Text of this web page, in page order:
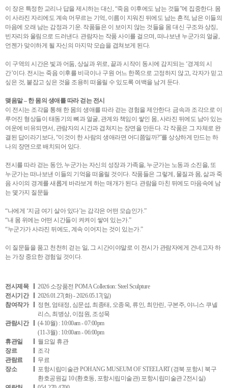
이 장은 특정한 교리나 답을 제시하는 대신, “죽음 이후에도 남는 것들”에 집중한다. 몸
이 사라진 자리에도 계속 머무르는 기억, 이름이 지워진 뒤에도 남는 흔적, 남은 이들의
마음에 오래 남는 감정과 기운. 작품들은 이 보이지 않는 것들을 몸 대신 구조와 상징,
빈자리와 울림으로 드러낸다. 관람자는 작품 사이를 걸으며, 떠나보낸 누군가의 얼굴,
언젠가 맞이하게 될 자신의 마지막 모습을 겹쳐보게 된다.
이 구역의 시간은 빛과 어둠, 상실과 위로, 끝과 시작이 동시에 감지되는 ‘경계의 시
간’이다. 전시는 죽음 이후를 비극이나 구원 어느 한쪽으로 고정하지 않고, 각자가 믿고
싶은 것, 붙잡고 싶은 것을 조용히 떠올릴 수 있도록 여백을 남겨 둔다.
맺음말 – 한 몸의 생애를 따라 걷는 전시
이 전시는 조각을 통해 한 몸의 생애를 따라 걷는 경험을 제안한다. 금속과 조각으로 이
루어진 형상들이 태동기의 뼈과 얼굴, 관계와 책임이 쌓인 몸, 사라진 뒤에도 남아 있는
여운에 비유되면서, 관람자의 시간과 겹쳐지는 장면을 만든다. 각 작품은 그 자체로 완
결된 답이라기보다, “이것이 한 사람의 생애라면 어디쯤일까?”를 상상하게 만드는 하
나의 장면으로 배치되어 있다.
전시를 따라 걷는 동안, 누군가는 자신의 성장과 가족을, 누군가는 노동과 소진을, 또
누군가는 떠나보낸 이들의 기억을 떠올릴 것이다. 작품들은 그렇게, 물질과 몸, 삶과 죽
음 사이의 경계를 새롭게 바라보게 하는 매개가 된다. 관람을 마친 뒤에도 마음속에 남
는 몇가지 질문들
“나에게 ‘지금 여기 살아 있다’는 감각은 어떤 모습인가.”
“내 몸 위에는 어떤 시간들이 켜켜이 쌓여 있는가.”
“누군가가 사라진 뒤에도, 계속 이어지는 것이 있는가.”
이 질문들을 품고 천천히 걷는 일, 그 시간이야말로 이 전시가 관람자에게 건네고자 하
는 가장 중요한 경험일 것이다.
전시제목
2026 소장품전 POMA Collection: Steel Sculpture
전시기간
2026.01.27(화) - 2026.05.17(일)
참여작가
정현, 엄태정, 심문섭, 최종태, 오종욱, 류인, 최만린, 구본주, 야니스 쿠넬
리스, 최병상, 이점원, 조성묵
관람시간
(4-10월) : 10:00am - 07:00pm
(11-3월) : 10:00am - 06:00pm
휴관일
월요일 휴관
장르
조각
관람료
무료
장소
포항시립미술관 POHANG MUSEUM OF STEELART (경북 포항시 북구
환호공원길 10 (환호동, 포항시립미술관) 포항시립미술관 2전시실)